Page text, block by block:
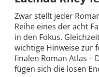
Zwar stellt jeder
Reihe eines der acht
in den Fokus.
wichtige Hinweise zur
finalen Roman Atlas –
fügen sich die losen